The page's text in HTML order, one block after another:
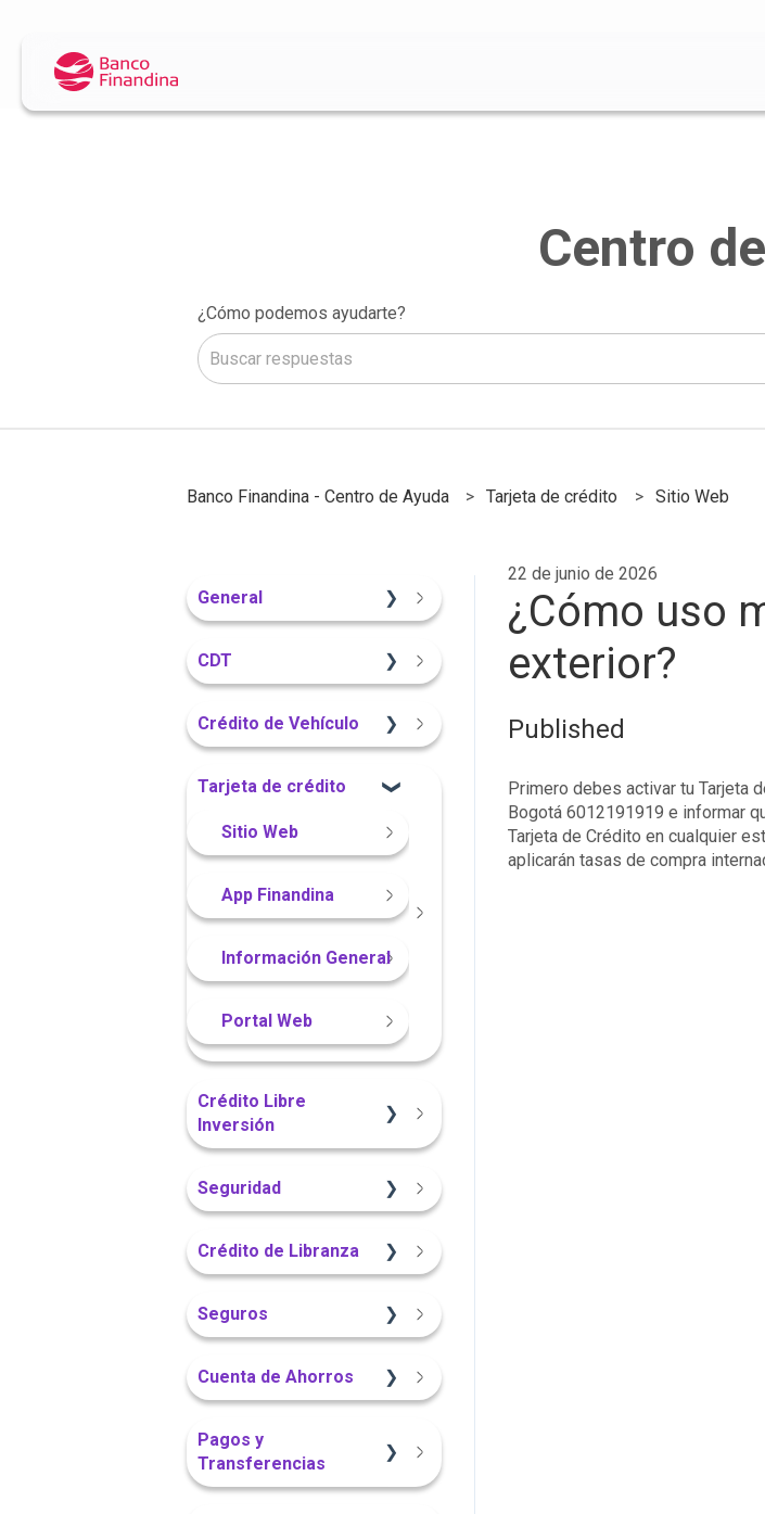
¿Cómo podemos ayudarte?
Banco Finandina - Centro de Ayuda Tarjeta de crédito Sitio Web
22 de junio de 2026
¿Cómo uso
exterior?
Published
Primero debes activar tu Tarjeta
Bogotá 6012191919 e informar
Tarjeta de Crédito en cualquier
aplicarán tasas de compra
General
CDT
Portal Web
Crédito de Vehículo
Información General
Portal Web
App Finandina
Tarjeta de crédito
Sitio Web
App Finandina
Información General
Portal Web
Crédito Libre
Inversión
Seguridad
Crédito de Libranza
Seguros
Cuenta de Ahorros
App Finandina
Pagos y
Transferencias